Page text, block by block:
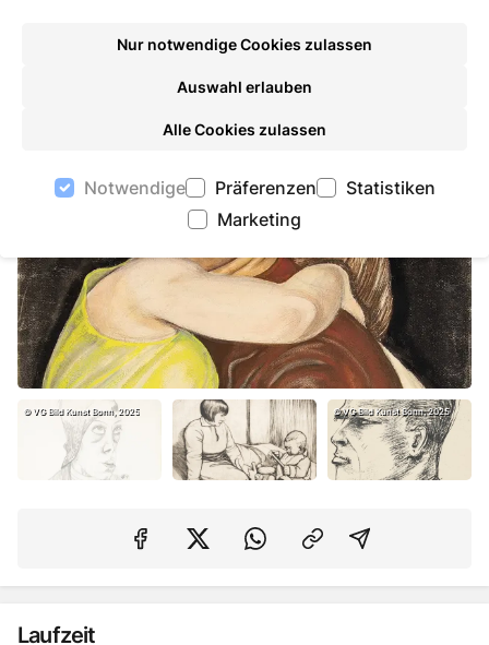
Nur notwendige Cookies zulassen
Auswahl erlauben
Alle Cookies zulassen
Notwendige Präferenzen
Statistiken
Marketing
Parallel zu der Ausstellung im Otto-Dix-Haus sind
Museum für Angewandte Kunstzu sehen.
© VG Bild Kunst Bonn, 2025 ©VG Bild Kunst Bonn, 2025
Laufzeit